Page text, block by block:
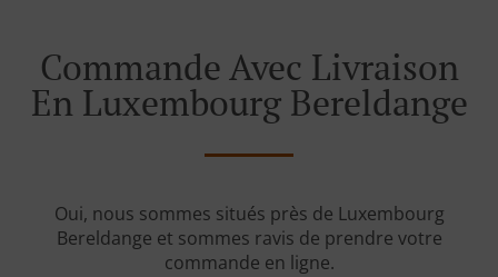
Commande Avec Livraison
En Luxembourg Bereldange
Oui, nous sommes situés près de Luxembourg
Bereldange et sommes ravis de prendre votre
commande en ligne.